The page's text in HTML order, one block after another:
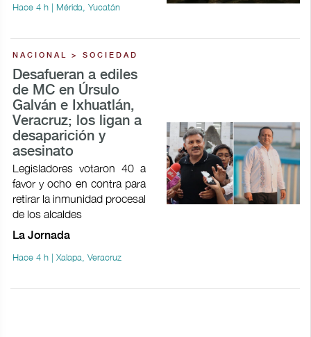
Hace 4 h | Mérida, Yucatán
NACIONAL > SOCIEDAD
Desafueran a ediles
de MC en Úrsulo
Galván e Ixhuatlán,
Veracruz; los ligan a
desaparición y
asesinato
Legisladores votaron 40 a
favor y ocho en contra para
retirar la inmunidad procesal
de los alcaldes
La Jornada
Hace 4 h | Xalapa, Veracruz